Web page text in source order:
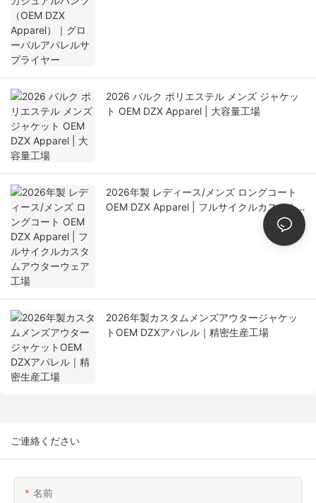
2026 バルク ポリエステル メンズ ジャケッ
ト OEM DZX Apparel | 大容量工場
2026年製 レディース/メンズ ロングコート
OEM DZX Apparel | フルサイクルカスタム
2026年製カスタムメンズアウタージャケッ
トOEM DZXアパレル｜精密生産工場
ご連絡ください
名前